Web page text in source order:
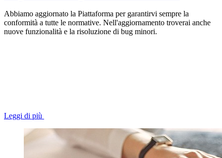
Abbiamo aggiornato la Piattaforma per garantirvi sempre la
conformità a tutte le normative. Nell'aggiornamento troverai anche
nuove funzionalità e la risoluzione di bug minori.
Leggi di più